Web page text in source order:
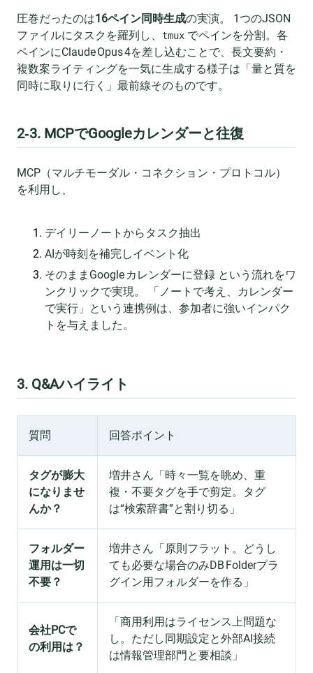
圧巻だったのは16ペイン同時生成の実演。 1つのJSON
ファイルにタスクを羅列し、 tmux でペインを分割。各
ペインにClaude Opus 4を差し込むことで、長文要約・
複数案ライティングを一気に生成する様子は「量と質を
同時に取りに行く」最前線そのものです。
2‑3. MCPでGoogleカレンダーと往復
MCP（マルチモーダル・コネクション・プロトコル）
を利用し、
デイリーノートからタスク抽出
AIが時刻を補完しイベント化
そのままGoogle カレンダーに登録 という流れをワ
ンクリックで実現。 「ノートで考え、カレンダー
で実行」という連携例は、参加者に強いインパク
トを与えました。
3. Q&Aハイライト
質問 回答ポイント
タグが膨大
になりませ
んか？
増井さん「時々一覧を眺め、重
複・不要タグを手で剪定。タグ
は“検索辞書”と割り切る」
フォルダー
運用は一切
不要？
増井さん「原則フラット。どうし
ても必要な場合のみDB Folderプラ
グイン用フォルダーを作る」
会社PCで
の利用は？
「商用利用はライセンス上問題な
し。ただし同期設定と外部AI接続
は情報管理部門と要相談」